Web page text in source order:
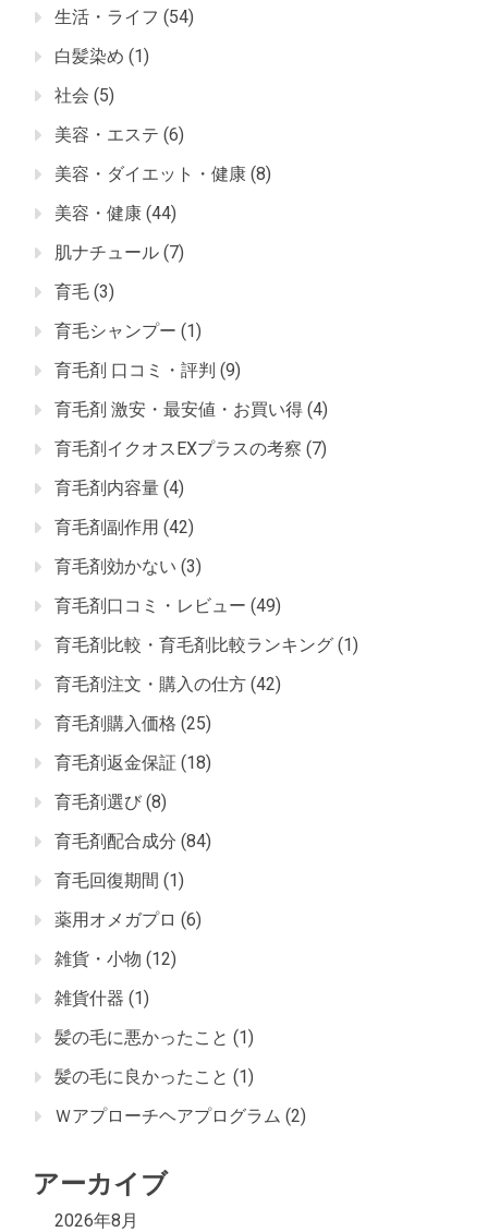
生活・ライフ (54)
白髪染め (1)
社会 (5)
美容・エステ (6)
美容・ダイエット・健康 (8)
美容・健康 (44)
肌ナチュール (7)
育毛 (3)
育毛シャンプー (1)
育毛剤 口コミ・評判 (9)
育毛剤 激安・最安値・お買い得 (4)
育毛剤イクオスEXプラスの考察 (7)
育毛剤内容量 (4)
育毛剤副作用 (42)
育毛剤効かない (3)
育毛剤口コミ・レビュー (49)
育毛剤比較・育毛剤比較ランキング (1)
育毛剤注文・購入の仕方 (42)
育毛剤購入価格 (25)
育毛剤返金保証 (18)
育毛剤選び (8)
育毛剤配合成分 (84)
育毛回復期間 (1)
薬用オメガプロ (6)
雑貨・小物 (12)
雑貨什器 (1)
髪の毛に悪かったこと (1)
髪の毛に良かったこと (1)
Ｗアプローチヘアプログラム (2)
アーカイブ
2026年8月